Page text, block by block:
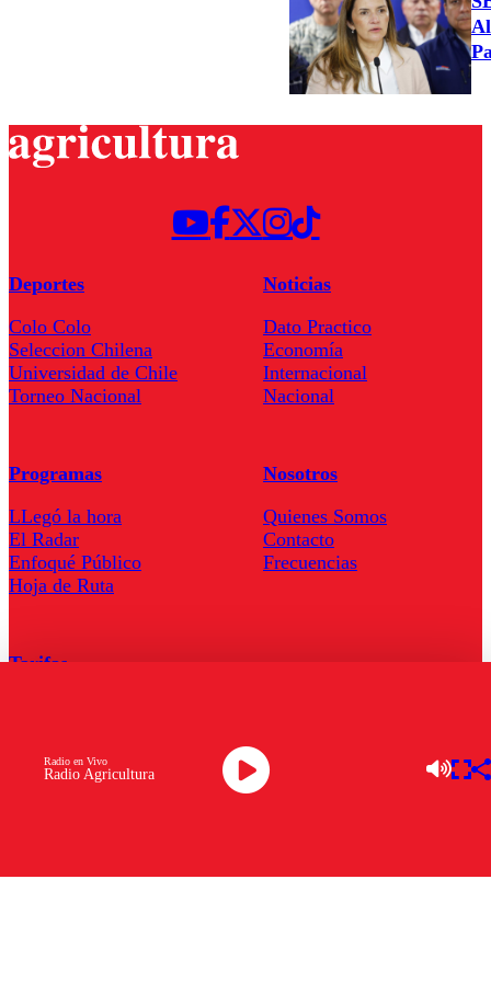
Radio Agricultura
Radio en Vivo
Deportes
Colo Colo
Seleccion Chilena
Universidad de Chile
Torneo Nacional
Noticias
Dato Practico
Economía
Internacional
Nacional
Programas
LLegó la hora
El Radar
Enfoqué Público
Hoja de Ruta
Nosotros
Quienes Somos
Contacto
Frecuencias
Tarifas
Descarga la APP